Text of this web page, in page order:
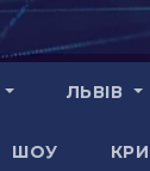
ЛЬВІВ
ШОУ